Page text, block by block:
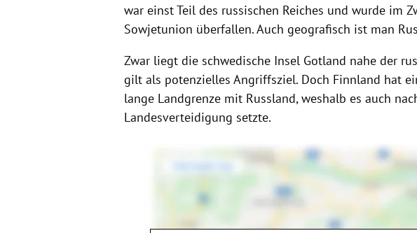
war einst Teil des russischen Reiches und wurde im
Sowjetunion überfallen. Auch geografisch ist man
Zwar liegt die schwedische Insel Gotland nahe der
gilt als potenzielles Angriffsziel. Doch Finnland hat
lange Landgrenze mit Russland, weshalb es auch
Landesverteidigung setzte.